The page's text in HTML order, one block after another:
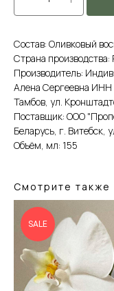
Состав: Оливковый
Страна производства:
Производитель:
Алена Сергеевна
Тамбов, ул.
Поставщик: ООО
Беларусь, г. Витебск,
Объём, мл: 155
Смотрите также
SALE